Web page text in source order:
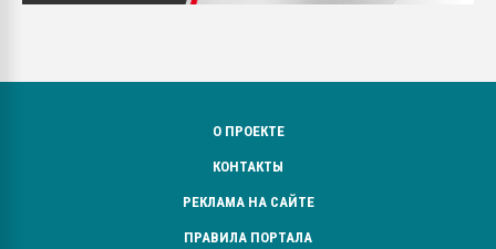
О ПРОЕКТЕ
КОНТАКТЫ
РЕКЛАМА НА САЙТЕ
ПРАВИЛА ПОРТАЛА